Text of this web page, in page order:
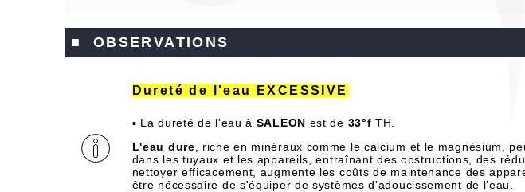
■ OBSERVATIONS
Dureté de l'eau EXCESSIVE
▪ La dureté de l'eau à SALEON est de 33°f TH.
L'eau dure , riche en minéraux comme le calcium et le magnésium,
dans les tuyaux et les appareils, entraînant des obstructions, des
nettoyer efficacement, augmente les coûts de maintenance des
être nécessaire de s'équiper de systèmes d'adoucissement de l'eau.